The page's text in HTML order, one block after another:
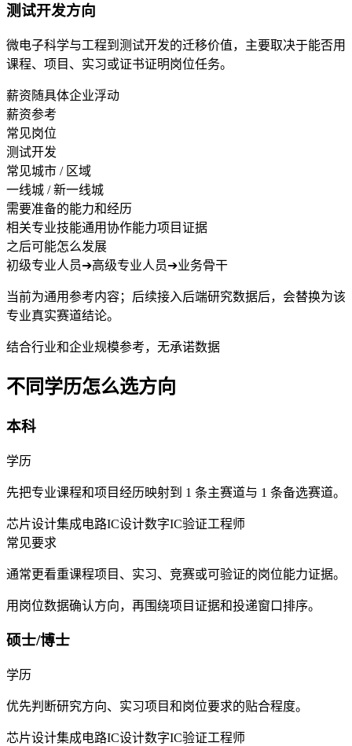
测试开发方向
微电子科学与工程到测试开发的迁移价值，主要取决于能否用
课程、项目、实习或证书证明岗位任务。
薪资随具体企业浮动
薪资参考
常见岗位
测试开发
常见城市 / 区域
一线城 / 新一线城
需要准备的能力和经历
相关专业技能通用协作能力项目证据
之后可能怎么发展
初级专业人员➔高级专业人员➔业务骨干
当前为通用参考内容；后续接入后端研究数据后，会替换为该
专业真实赛道结论。
结合行业和企业规模参考，无承诺数据
不同学历怎么选方向
本科
学历
先把专业课程和项目经历映射到 1 条主赛道与 1 条备选赛道。
芯片设计集成电路IC设计数字IC验证工程师
常见要求
通常更看重课程项目、实习、竞赛或可验证的岗位能力证据。
用岗位数据确认方向，再围绕项目证据和投递窗口排序。
硕士/博士
学历
优先判断研究方向、实习项目和岗位要求的贴合程度。
芯片设计集成电路IC设计数字IC验证工程师